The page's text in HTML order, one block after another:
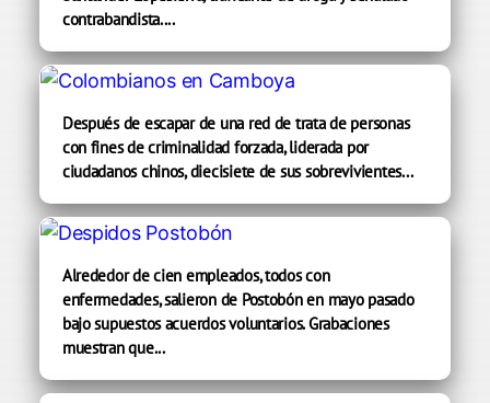
contrabandista....
Después de escapar de una red de trata de personas
con fines de criminalidad forzada, liderada por
ciudadanos chinos, diecisiete de sus sobrevivientes...
Alrededor de cien empleados, todos con
enfermedades, salieron de Postobón en mayo pasado
bajo supuestos acuerdos voluntarios. Grabaciones
muestran que...